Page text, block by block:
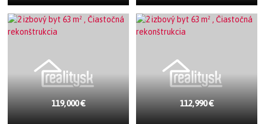
119,000 € 112,990 €